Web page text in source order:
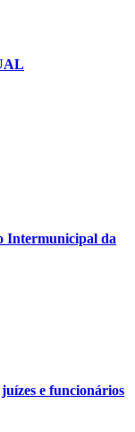
Intermunicipal da
e funcionários